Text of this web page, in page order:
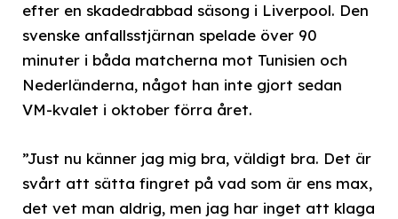
efter en skadedrabbad säsong i Liverpool. Den
svenske anfallsstjärnan spelade över 90
minuter i båda matcherna mot Tunisien och
Nederländerna, något han inte gjort sedan
VM-kvalet i oktober förra året.
”Just nu känner jag mig bra, väldigt bra. Det är
svårt att sätta fingret på vad som är ens max,
det vet man aldrig, men jag har inget att klaga